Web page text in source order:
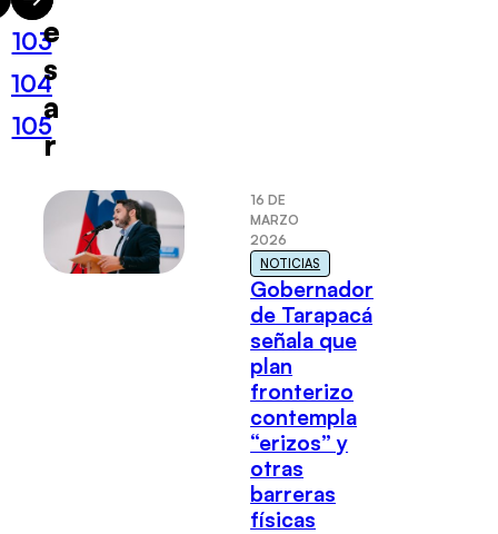
103
104
105
e
s
a
r
16 DE
MARZO
2026
NOTICIAS
Gobernador
de Tarapacá
señala que
plan
fronterizo
contempla
“erizos” y
otras
barreras
físicas